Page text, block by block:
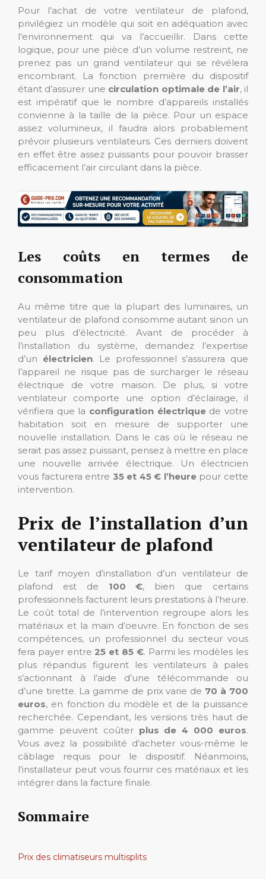
Pour l’achat de votre ventilateur de plafond,
privilégiez un modèle qui soit en adéquation avec
l’environnement qui va l’accueillir. Dans cette
logique, pour une pièce d’un volume restreint, ne
prenez pas un grand ventilateur qui se révélera
encombrant. La fonction première du dispositif
étant d’assurer une circulation optimale de l’air, il
est impératif que le nombre d’appareils installés
convienne à la taille de la pièce. Pour un espace
assez volumineux, il faudra alors probablement
prévoir plusieurs ventilateurs. Ces derniers doivent
en effet être assez puissants pour pouvoir brasser
efficacement l’air circulant dans la pièce.
Les coûts en termes de
consommation
Au même titre que la plupart des luminaires, un
ventilateur de plafond consomme autant sinon un
peu plus d’électricité. Avant de procéder à
l’installation du système, demandez l’expertise
d’un électricien. Le professionnel s’assurera que
l’appareil ne risque pas de surcharger le réseau
électrique de votre maison. De plus, si votre
ventilateur comporte une option d’éclairage, il
vérifiera que la configuration électriquede votre
habitation soit en mesure de supporter une
nouvelle installation. Dans le cas où le réseau ne
serait pas assez puissant, pensez à mettre en place
une nouvelle arrivée électrique. Un électricien
vous facturera entre 35 et 45 € l’heurepour cette
intervention.
Prix de l’installation d’un
ventilateur de plafond
Le tarif moyen d’installation d’un ventilateur de
plafond est de 100 €, bien que certains
professionnels facturent leurs prestations à l’heure.
Le coût total de l’intervention regroupe alors les
matériaux et la main d’oeuvre. En fonction de ses
compétences, un professionnel du secteur vous
fera payer entre25 et 85 €. Parmi les modèles les
plus répandus figurent les ventilateurs à pales
s’actionnant à l’aide d’une télécommande ou
d’une tirette. La gamme de prix varie de 70 à 700
euros, en fonction du modèle et de la puissance
recherchée. Cependant, les versions très haut de
gamme peuvent coûter plus de 4 000 euros.
Vous avez la possibilité d’acheter vous-même le
câblage requis pour le dispositif. Néanmoins,
l’installateur peut vous fournir ces matériaux et les
intégrer dans la facture finale.
Sommaire
Prix des climatiseurs multisplits